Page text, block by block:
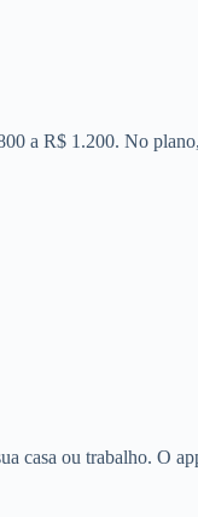
a R$ 1.200. No
casa ou trabalho. O